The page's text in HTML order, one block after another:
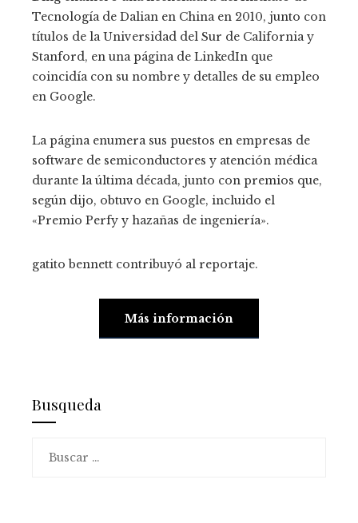
Tecnología de Dalian en China en 2010, junto con
títulos de la Universidad del Sur de California y
Stanford, en una página de LinkedIn que
coincidía con su nombre y detalles de su empleo
en Google.
La página enumera sus puestos en empresas de
software de semiconductores y atención médica
durante la última década, junto con premios que,
según dijo, obtuvo en Google, incluido el
«Premio Perfy y hazañas de ingeniería».
gatito bennett contribuyó al reportaje.
Más información
Busqueda